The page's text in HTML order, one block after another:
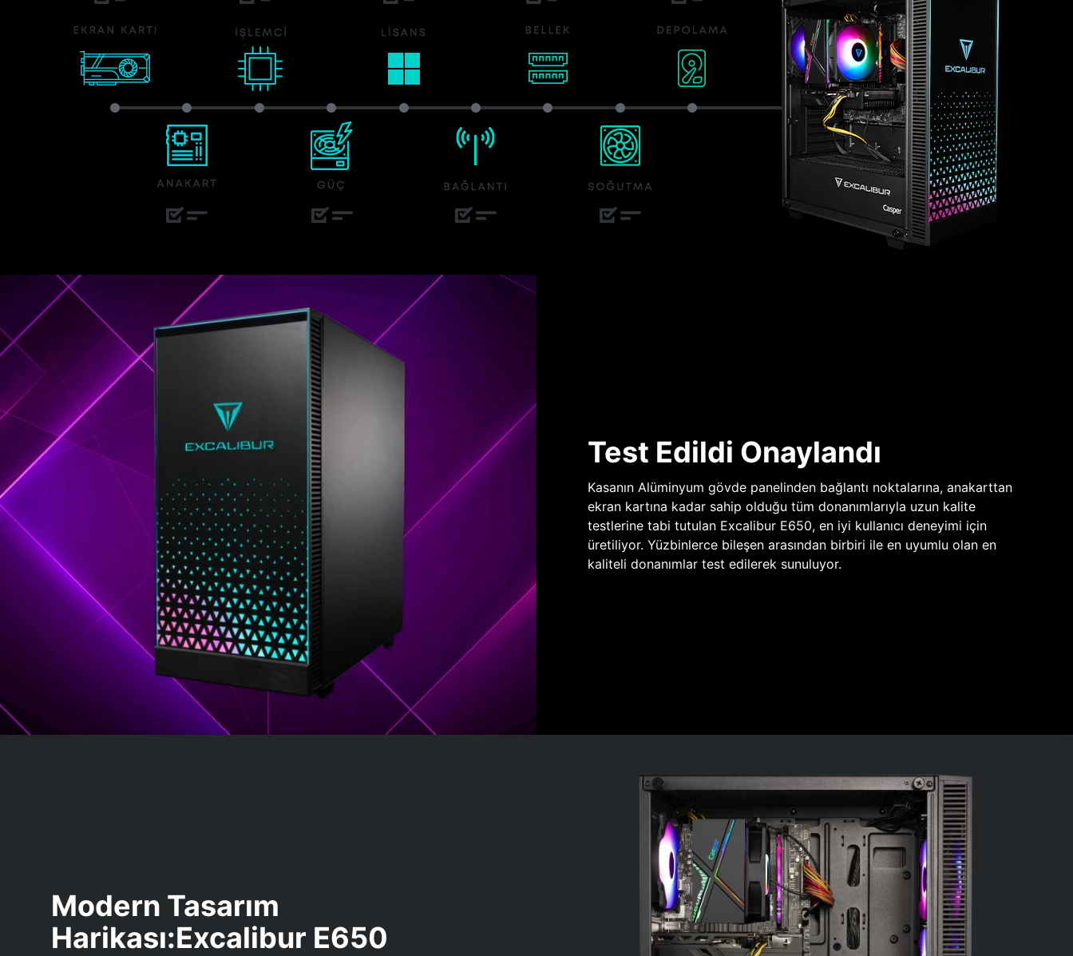
Test Edildi Onaylandı
Kasanın Alüminyum gövde panelinden bağlantı noktalarına, anakarttan
ekran kartına kadar sahip olduğu tüm donanımlarıyla uzun kalite
testlerine tabi tutulan Excalibur E650, en iyi kullanıcı deneyimi için
üretiliyor. Yüzbinlerce bileşen arasından birbiri ile en uyumlu olan en
kaliteli donanımlar test edilerek sunuluyor.
Modern Tasarım
Harikası:Excalibur E650